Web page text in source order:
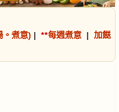
。煮意) | **每週煮意 | 加餸